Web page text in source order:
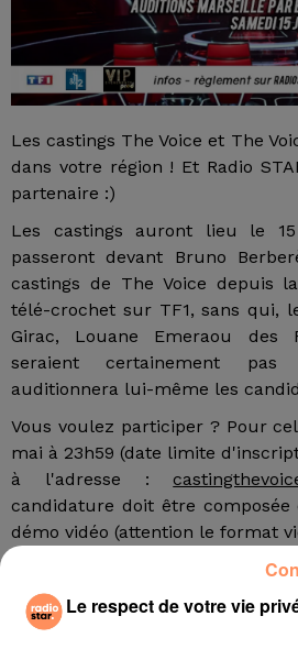
Les castings The Voice et The
dans votre région ! Et Radio
partenaire :)
Les castings auront lieu le
passeront devant Bruno
castings de The Voice depuis
télé-crochet sur TF1, sans qui,
Girac, Louane Emeraou des
seraient certainement
auditionnera lui-même les
Vous voulez participer ? Pour
mai à 23h59 (date limite
à l'adresse :
candidature doit être
démo vidéo (attention le format
Les castings sont ouverts à
Voice Kids), seules les reprises
compo personnelle). Vous
Le respect de votre vie